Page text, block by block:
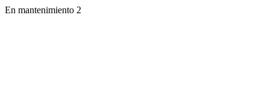
En mantenimiento 2